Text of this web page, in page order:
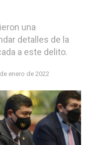
una
detalles de la
a este delito.
enero de 2022